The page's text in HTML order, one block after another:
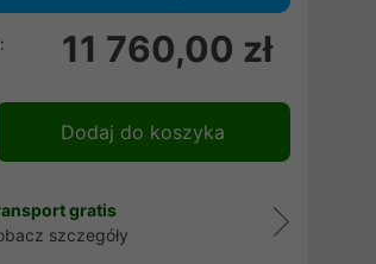
11 760,00 zł
Dodaj do koszyka
gratis
szczegóły